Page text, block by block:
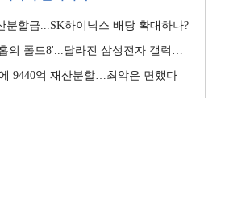
분할금...SK하이닉스 배당 확대하나?
드8'...달라진 삼성전자 갤럭시 마케팅?
9440억 재산분할…최악은 면했다